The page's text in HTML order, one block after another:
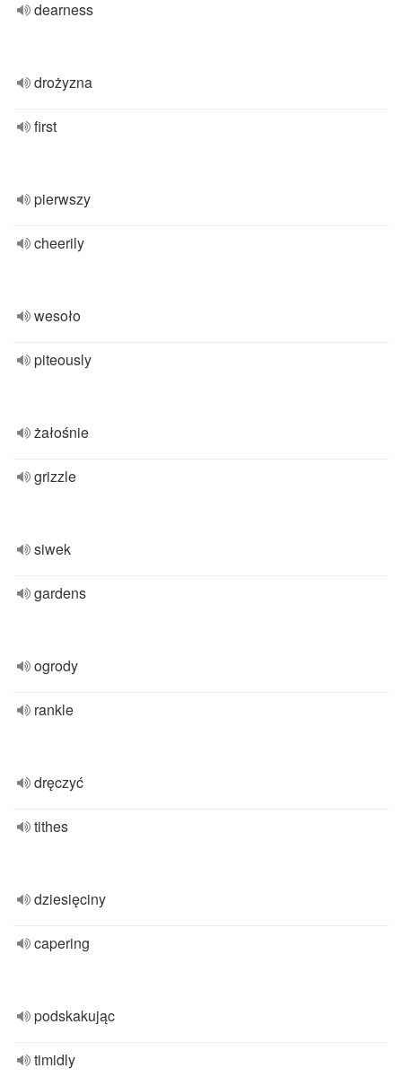
dearness
drożyzna
first
pierwszy
cheerily
wesoło
piteously
żałośnie
grizzle
siwek
gardens
ogrody
rankle
dręczyć
tithes
dziesięciny
capering
podskakując
timidly